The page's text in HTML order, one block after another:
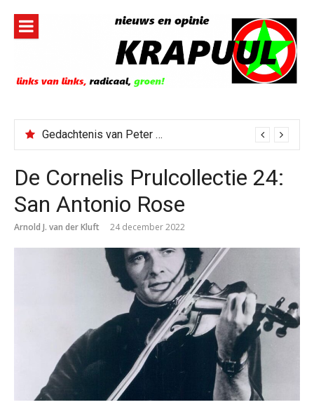
inhoud
Gedachtenis van Peter Faber
De Cornelis Prulcollectie 24:
San Antonio Rose
Arnold J. van der Kluft 24 december 2022